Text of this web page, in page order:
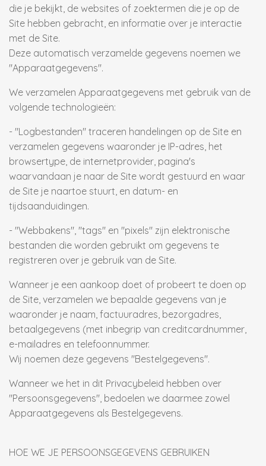
die je bekijkt, de websites of zoektermen die je op de
Site hebben gebracht, en informatie over je interactie
met de Site.
Deze automatisch verzamelde gegevens noemen we
"Apparaatgegevens".
We verzamelen Apparaatgegevens met gebruik van de
volgende technologieën:
- "Logbestanden" traceren handelingen op de Site en
verzamelen gegevens waaronder je IP-adres, het
browsertype, de internetprovider, pagina's
waarvandaan je naar de Site wordt gestuurd en waar
de Site je naartoe stuurt, en datum- en
tijdsaanduidingen.
- "Webbakens", "tags" en "pixels" zijn elektronische
bestanden die worden gebruikt om gegevens te
registreren over je gebruik van de Site.
Wanneer je een aankoop doet of probeert te doen op
de Site, verzamelen we bepaalde gegevens van je
waaronder je naam, factuuradres, bezorgadres,
betaalgegevens (met inbegrip van creditcardnummer,
e-mailadres en telefoonnummer.
Wij noemen deze gegevens "Bestelgegevens".
Wanneer we het in dit Privacybeleid hebben over
"Persoonsgegevens", bedoelen we daarmee zowel
Apparaatgegevens als Bestelgegevens.
HOE WE JE PERSOONSGEGEVENS GEBRUIKEN